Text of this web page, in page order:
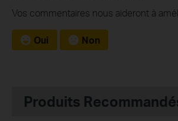
Vos commentaires nous aideront à
Oui Non
Produits